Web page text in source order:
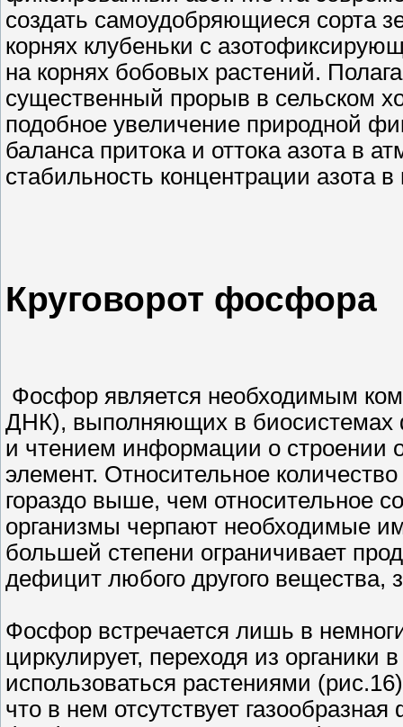
создать самоудобряющиеся сорта
корнях клубеньки с
на корнях бобовых растений.
существенный прорыв в сельском
подобное увеличение природной
баланса притока и оттока азота в
стабильность концентрации
Круговорот фосфора
Фосфор является необходимым
ДНК), выполняющих в биосистемах
и чтением информации о строении
элемент. Относительное
гораздо выше, чем относительное
организмы черпают необходимые
большей степени ограничивает
дефицит любого другого вещества,
Фосфор встречается лишь в
циркулирует, переходя из
использоваться растениями
что в нем отсутствует